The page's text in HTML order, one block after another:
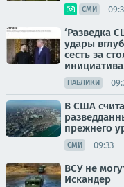
СМИ
‘Разведка
удары
сесть за
ПАБЛИКИ
В США
прежнего
СМИ 09:33
ВСУ не
Искандер